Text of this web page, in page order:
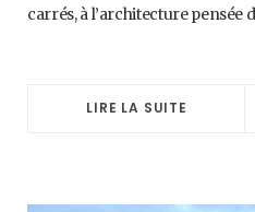
carrés, à l’architecture pensée
LIRE LA SUITE